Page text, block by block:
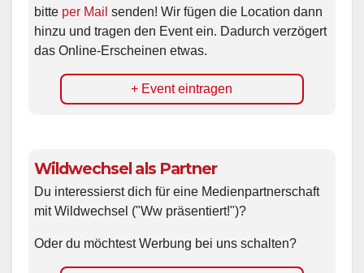
bitte per Mail senden! Wir fügen die Location dann
hinzu und tragen den Event ein. Dadurch verzögert
das Online-Erscheinen etwas.
+ Event eintragen
Wildwechsel als Partner
Du interessierst dich für eine Medienpartnerschaft
mit Wildwechsel ("Ww präsentiert!")?
Oder du möchtest Werbung bei uns schalten?